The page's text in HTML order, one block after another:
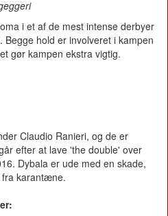
i et af de mest intense derbyer
hold er involveret i kampen
gør kampen ekstra vigtig.
Claudio Ranieri, og de er
efter at lave 'the double' over
Dybala er ude med en skade,
fra karantæne.